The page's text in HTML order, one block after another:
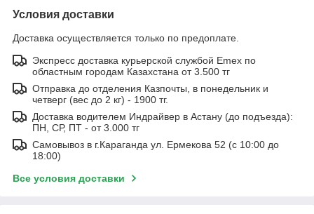
Условия доставки
Доставка осуществляется только по предоплате.
Экспресс доставка курьерской службой Emex по
областным городам Казахстана от 3.500 тг
Отправка до отделения Казпочты, в понедельник и
четверг (вес до 2 кг) - 1900 тг.
Доставка водителем Индрайвер в Астану (до подъезда):
ПН, СР, ПТ - от 3.000 тг
Самовывоз в г.Караганда ул. Ермекова 52 (с 10:00 до
18:00)
Все условия доставки